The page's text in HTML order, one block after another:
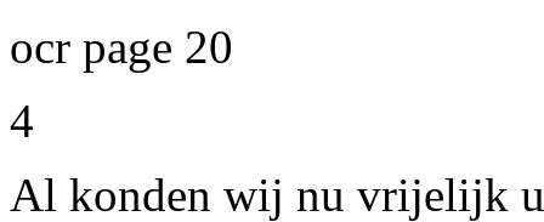
ocr page 20
4
Al konden wij nu vrijelijk